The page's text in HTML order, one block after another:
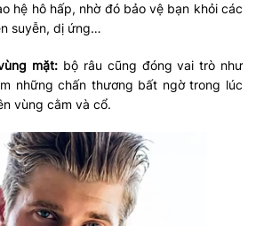
hệ hô hấp, nhờ đó bảo vệ bạn khỏi các
suyễn, dị ứng…
mặt: bộ râu cũng đóng vai trò như
những chấn thương bất ngờ trong lúc
vùng cằm và cổ.